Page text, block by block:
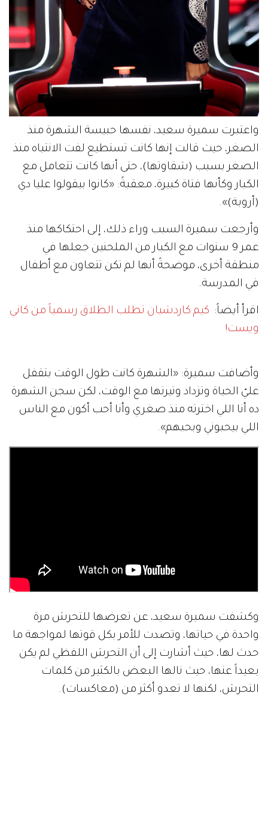
واعتبرت سميرة سعيد، نفسها حبيسة الشهرة منذ
الصغر، حيث قالت إنها كانت تستطيع لفت الانتباه منذ
الصغر بسبب (شقاوتها)، حتى أنها كانت تتعامل مع
الكبار وكأنها فتاة كبيرة، معقبةً: «كانوا بيقولوا عليا دي
(أروبة)».
وأرجعت سميرة السبب وراء ذلك، إلى احتكاكها منذ
عمر 9 سنوات مع الكبار من الملحنين جعلها في
منطقة أخرى، موضحةً أنها لم تكن تتعاون مع أطفال
في المدرسة.
اقرأ أيضاً: كيم كاردشيان تطلب الطلاق رسمياً من كاني
ويست!
وأضافت سميرة: «الشهرة كانت طول الوقت بتقفل
عليّ الحياة وتزداد وتيرتها مع الوقت، لكن سجن الشهرة
ده أنا اللي اخترته منذ صغري وأنا أحب أكون مع الناس
اللي بيحبوني وبحبهم».
وكشفت سميرة سعيد، عن تعرضها للتحرش مرة
واحدة في حياتها، وتصدت للأمر بكل قوتها لمواجهة ما
حدث لها، حيث أشارت إلى أن التحرش اللفظي لم يكن
بعيداً عنها، حيث نالها البعض بالكثير من كلمات
التحرش، لكنها لا تعدو أكثر من (معاكسات).